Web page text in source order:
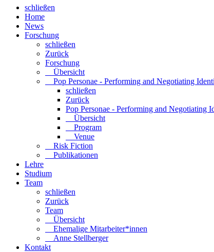
schließen
Home
News
Forschung
schließen
Zurück
Forschung
Übersicht
Pop Personae - Performing and Negotiating
schließen
Zurück
Pop Personae - Performing and Negotiating
Übersicht
Program
Venue
Risk Fiction
Publikationen
Lehre
Studium
Team
schließen
Zurück
Team
Übersicht
Ehemalige Mitarbeiter*innen
Anne Stellberger
Kontakt